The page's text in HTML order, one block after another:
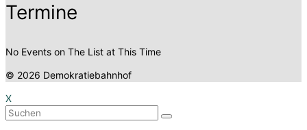
Termine
No Events on The List at This Time
© 2026 Demokratiebahnhof
X
Suchen